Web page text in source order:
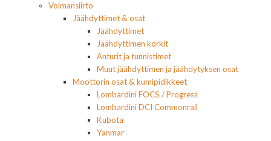
Voimansiirto
Jäähdyttimet & osat
Jäähdyttimet
Jäähdyttimen korkit
Anturit ja tunnistimet
Muut jäähdyttimen ja jäähdytyksen osat
Moottorin osat & kumipidikkeet
Lombardini FOCS / Progress
Lombardini DCI Commonrail
Kubota
Yanmar